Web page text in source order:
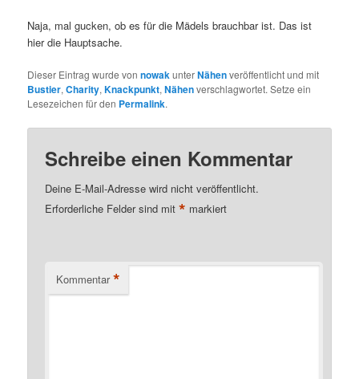
Naja, mal gucken, ob es für die Mädels brauchbar ist. Das ist
hier die Hauptsache.
Dieser Eintrag wurde vonnowakunterNähenveröffentlicht und mit
Bustier,Charity,Knackpunkt,Nähenverschlagwortet. Setze ein
Lesezeichen für den Permalink.
Schreibe einen Kommentar
Deine E-Mail-Adresse wird nicht veröffentlicht.
Erforderliche Felder sind mit* markiert
Kommentar *